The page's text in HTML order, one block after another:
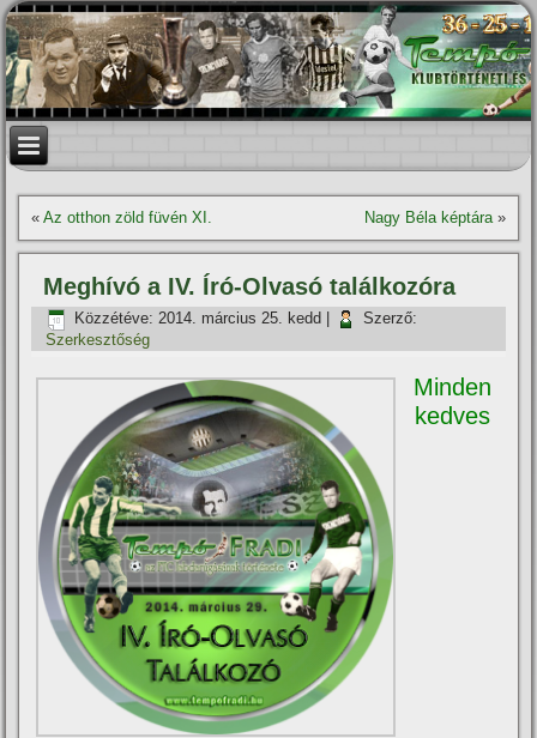
«Az otthon zöld füvén XI. Nagy Béla képtára»
Meghí­vó a IV. Író-Olvasó találkozóra
Közzétéve: 2014. március 25. kedd
Szerző:
Szerkesztőség
Minden
kedves